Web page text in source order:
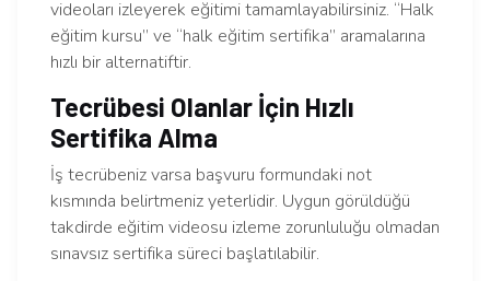
videoları izleyerek eğitimi tamamlayabilirsiniz. “Halk
eğitim kursu” ve “halk eğitim sertifika” aramalarına
hızlı bir alternatiftir.
Tecrübesi Olanlar İçin Hızlı
Sertifika Alma
İş tecrübeniz varsa başvuru formundaki not
kısmında belirtmeniz yeterlidir. Uygun görüldüğü
takdirde eğitim videosu izleme zorunluluğu olmadan
sınavsız sertifika süreci başlatılabilir.